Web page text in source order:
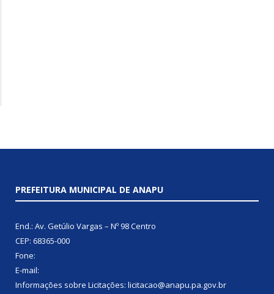
PREFEITURA MUNICIPAL DE ANAPU
End.: Av. Getúlio Vargas – Nº 98 Centro
CEP: 68365-000
Fone:
E-mail:
Informações sobre Licitações: licitacao@anapu.pa.gov.br